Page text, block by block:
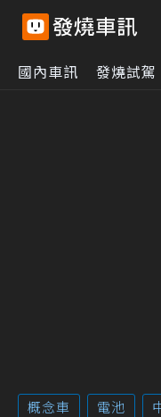
國內車訊 發燒試駕
概念車 電池